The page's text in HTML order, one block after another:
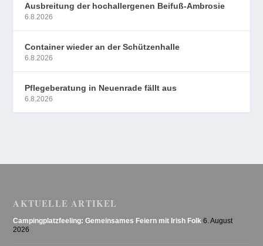
Ausbreitung der hochallergenen Beifuß-Ambrosie
6.8.2026
Container wieder an der Schützenhalle
6.8.2026
Pflegeberatung in Neuenrade fällt aus
6.8.2026
AKTUELLE ARTIKEL
Campingplatzfeeling: Gemeinsames Feiern mit Irish Folk 6. August
2026